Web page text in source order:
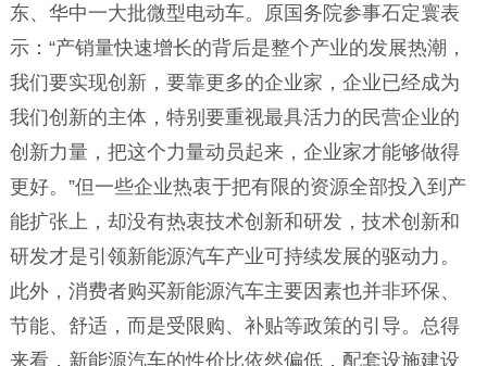
东、华中一大批微型电动车。原国务院参事石定寰表
示：“产销量快速增长的背后是整个产业的发展热潮，
我们要实现创新，要靠更多的企业家，企业已经成为
我们创新的主体，特别要重视最具活力的民营企业的
创新力量，把这个力量动员起来，企业家才能够做得
更好。”但一些企业热衷于把有限的资源全部投入到产
能扩张上，却没有热衷技术创新和研发，技术创新和
研发才是引领新能源汽车产业可持续发展的驱动力。
此外，消费者购买新能源汽车主要因素也并非环保、
节能、舒适，而是受限购、补贴等政策的引导。总得
来看，新能源汽车的性价比依然偏低，配套设施建设